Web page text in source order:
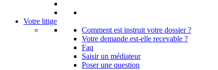
Votre litige
Comment est instruit votre dossier ?
Votre demande est-elle recevable ?
Faq
Saisir un médiateur
Poser une question